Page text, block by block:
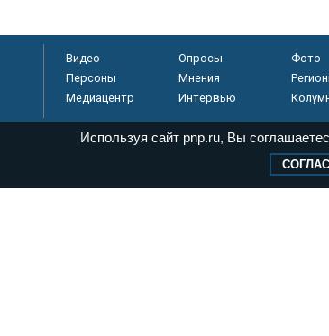
Видео Опросы
Фото
Персоны
Мнения
Медиацентр
Интервью
информационных технологий и
Используя сайт pnp.ru, Вы